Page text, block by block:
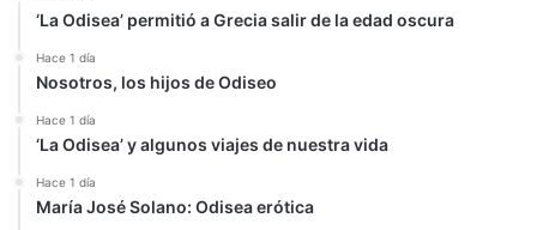
‘La Odisea’ permitió a Grecia salir de la edad oscura
Hace 1 día
Nosotros, los hijos de Odiseo
Hace 1 día
‘La Odisea’ y algunos viajes de nuestra vida
Hace 1 día
María José Solano: Odisea erótica